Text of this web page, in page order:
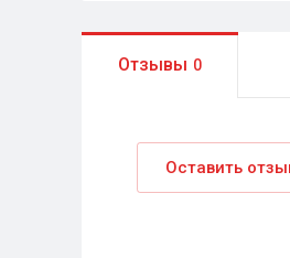
Отзывы 0
Оставить